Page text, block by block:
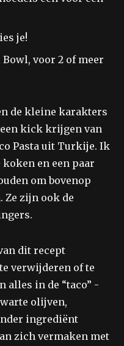
je!
voor 2 of meer
de kleine karakters
kick krijgen van
Pasta uit Turkije. Ik
en een paar
om bovenop
Ze zijn ook de
dit recept
verwijderen of te
alles in de “taco” -
olijven,
ingrediënt
zich vermaken met